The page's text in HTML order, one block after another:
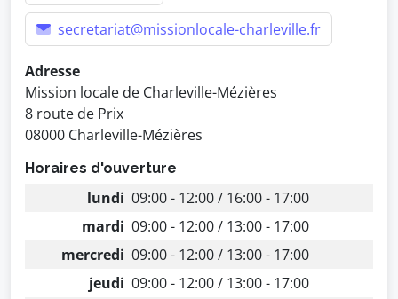
secretariat@missionlocale-charleville.fr
Adresse
Mission locale de Charleville-Mézières
8 route de Prix
08000 Charleville-Mézières
Horaires d'ouverture
lundi 09:00 - 12:00 / 16:00 - 17:00
mardi 09:00 - 12:00 / 13:00 - 17:00
mercredi 09:00 - 12:00 / 13:00 - 17:00
jeudi 09:00 - 12:00 / 13:00 - 17:00